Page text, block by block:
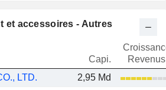
et accessoires - Autres
Capi.
Revenus
LTD.
2,95 Md